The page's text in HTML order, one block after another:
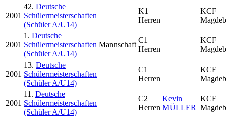
2001
42. Deutsche
Schülermeisterschaften
(Schüler A/U14)
K1
Herren
KCF
2001
1. Deutsche
Schülermeisterschaften
(Schüler A/U14)
Mannschaft
C1
Herren
KCF
2001
13. Deutsche
Schülermeisterschaften
(Schüler A/U14)
C1
Herren
KCF
2001
11. Deutsche
Schülermeisterschaften
(Schüler A/U14)
C2
Herren
Kevin
MÜLLER
KCF